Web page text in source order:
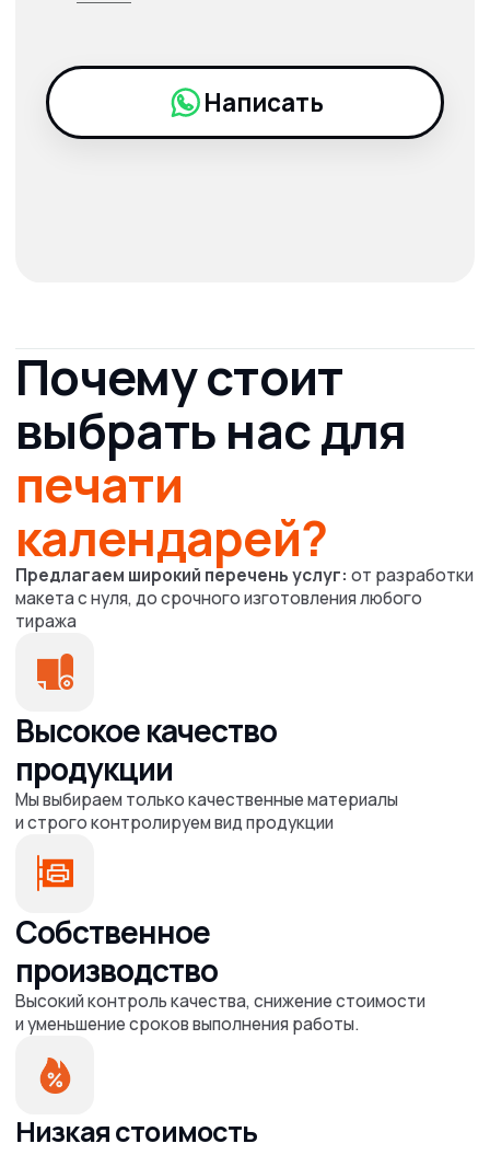
Связатьсяс нами
Полиграфия
Сувенирная продукция
Таблички и вывески
Бумажные пакеты
Широкоформатная печать
Бейджи
Печати и штампы
Рекламные конструкции
Информация
О нас
Наше портфолио
Отзывы
Прайс
Вопрос-Ответ
Оплата/Доставка
Новости и Статьи
Клиентам
Требования к макетам
Политика конфиденциальности